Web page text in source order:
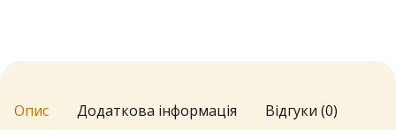
Опис Додаткова інформація Відгуки (0)